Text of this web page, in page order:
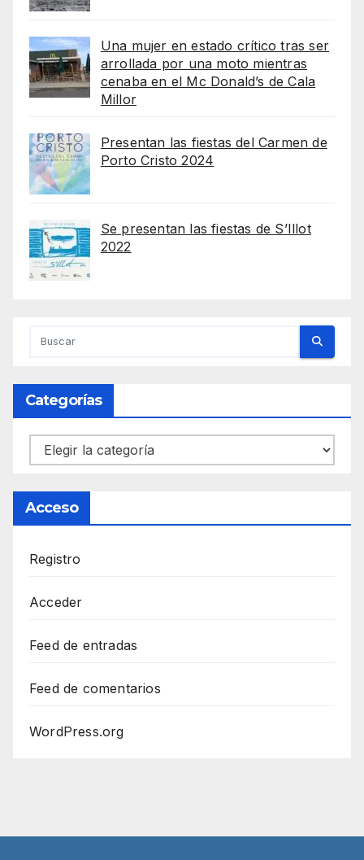
Una mujer en estado crítico tras ser
arrollada por una moto mientras
cenaba en el Mc Donald’s de Cala
Millor
Presentan las fiestas del Carmen de
Porto Cristo 2024
Se presentan las fiestas de S’Illot
2022
Categorías
Categorías
Acceso
Registro
Acceder
Feed de entradas
Feed de comentarios
WordPress.org